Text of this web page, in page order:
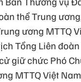
thể Trung
ương MTTQ
Tổng Liên
giữ chức Phó
MTTQ Việt